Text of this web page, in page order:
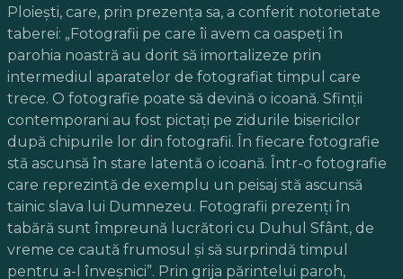
Ploieşti, care, prin prezenţa sa, a conferit notorietate
taberei: „Fotografii pe care îi avem ca oaspeţi în
parohia noastră au dorit să imortalizeze prin
intermediul aparatelor de fotografiat timpul care
trece. O fotografie poate să devină o icoană. Sfinţii
contemporani au fost pictaţi pe zidurile bisericilor
după chipurile lor din fotografii. În fiecare fotografie
stă ascunsă în stare latentă o icoană. Într-o fotografie
care reprezintă de exemplu un peisaj stă ascunsă
tainic slava lui Dumnezeu. Fotografii prezenţi în
tabără sunt împreună lucrători cu Duhul Sfânt, de
vreme ce caută frumosul şi să surprindă timpul
pentru a-l înveşnici”. Prin grija părintelui paroh,